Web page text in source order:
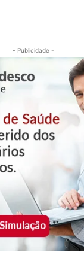
- Publicidade -